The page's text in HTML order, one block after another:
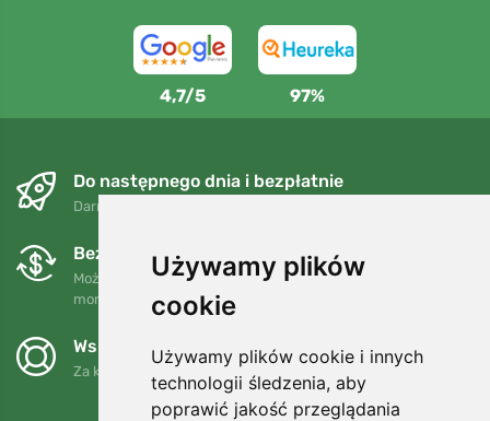
Używamy plików
cookie
Używamy plików cookie i innych
technologii śledzenia, aby
poprawić jakość przeglądania
4,7/5 97%
Do następnego dnia i bezpłatnie
Darmowa wysyłka dla zamówień powyżej 250 PLN
Bezpłatne wymiany i zwroty
Możesz zwrócić lub wymienić swoje zamówienie w dowolnym
momencie w ciągu 90 dni.
Wspieramy Trees.org
Za każde zamówienie sadzimy drzewo! Czytaj więcej